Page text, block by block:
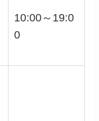
10:00～19:0
0